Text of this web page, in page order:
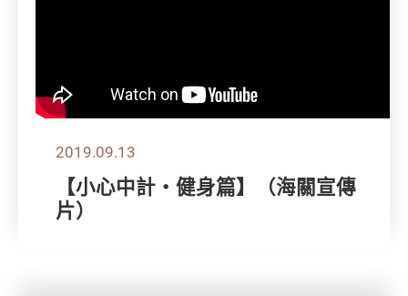
2019.09.13
【小心中計‧健身篇】（海關宣傳
片）